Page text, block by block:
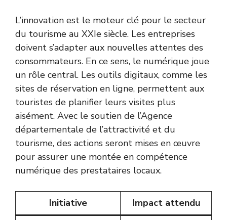
L’innovation est le moteur clé pour le secteur
du tourisme au XXIe siècle. Les entreprises
doivent s’adapter aux nouvelles attentes des
consommateurs. En ce sens, le numérique joue
un rôle central. Les outils digitaux, comme les
sites de réservation en ligne, permettent aux
touristes de planifier leurs visites plus
aisément. Avec le soutien de l’Agence
départementale de l’attractivité et du
tourisme, des actions seront mises en œuvre
pour assurer une montée en compétence
numérique des prestataires locaux.
Initiative
Impact attendu